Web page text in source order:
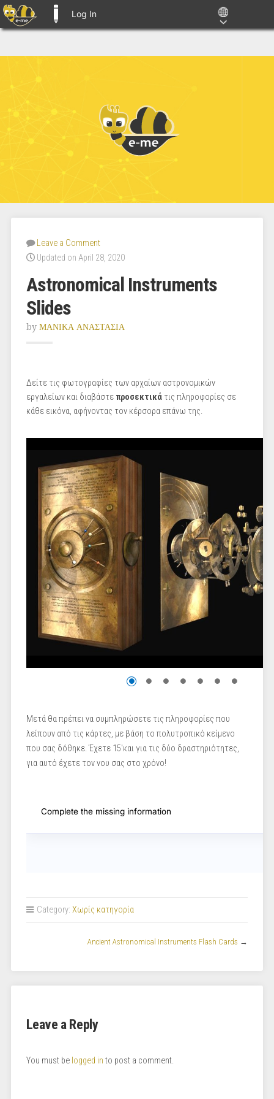
Log In
Leave a Comment
Updated on April 28, 2020
Astronomical Instruments
Slides
by ΜΑΝΙΚΑ ΑΝΑΣΤΑΣΙΑ
Δείτε τις φωτογραφίες των αρχαίων αστρονομικών
εργαλείων και διαβάστε προσεκτικάτις πληροφορίες σε
κάθε εικόνα, αφήνοντας τον κέρσορα επάνω της.
Μετά θα πρέπει να συμπληρώσετε τις πληροφορίες που
λείπουν από τις κάρτες, με βάση το πολυτροπικό κείμενο
που σας δόθηκε. Έχετε 15'και για τις δύο δραστηριότητες,
για αυτό έχετε τον νου σας στο χρόνο!
Category: Χωρίς κατηγορία
Ancient Astronomical Instruments Flash Cards →
Leave a Reply
You must be logged in to post a comment.